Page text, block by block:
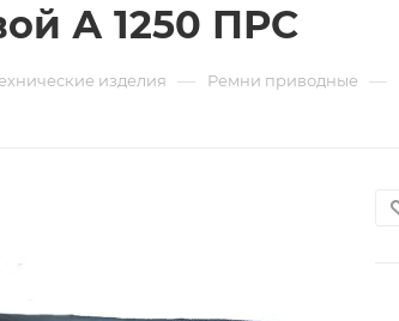
А 1250 ПРС
изделия — Ремни приводные —